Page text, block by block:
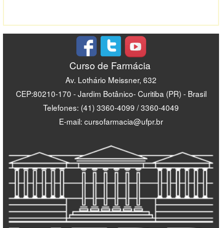
Curso de Farmácia
Av. Lothário Meissner, 632
CEP:80210-170 - Jardim Botânico- Curitiba (PR) - Brasil
Telefones: (41) 3360-4099 / 3360-4049
E-mail: cursofarmacia@ufpr.br